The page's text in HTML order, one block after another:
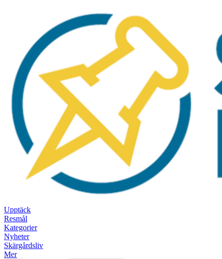
Upptäck
Resmål
Kategorier
Nyheter
Skärgårdsliv
Mer